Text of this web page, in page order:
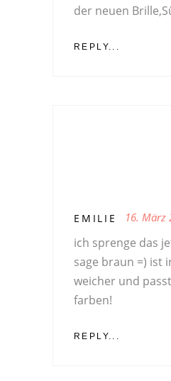
der neuen
REPLY...
EMILIE 16. März
ich sprenge das
sage braun =) ist
weicher und
farben!
REPLY...